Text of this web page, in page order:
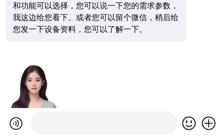
和功能可以选择，您可以说一下您的需求参数，
我这边给您看下。或者您可以留个微信，稍后给
您发一下设备资料，您可以了解一下。